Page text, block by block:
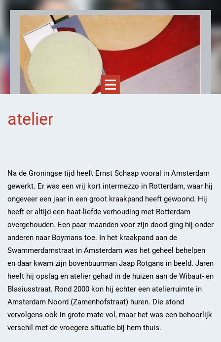
atelier
Na de Groningse tijd heeft Ernst Schaap vooral in Amsterdam
gewerkt. Er was een vrij kort intermezzo in Rotterdam, waar hij
ongeveer een jaar in een groot kraakpand heeft gewoond. Hij
heeft er altijd een haat-liefde verhouding met Rotterdam
overgehouden. Een paar maanden voor zijn dood ging hij onder
anderen naar Boymans toe. In het kraakpand aan de
Swammerdamstraat in Amsterdam was het geheel behelpen
en daar kwam zijn bovenbuurman Jaap Rotgans in beeld. Jaren
heeft hij opslag en atelier gehad in de huizen aan de Wibaut- en
Blasiusstraat. Rond 2000 kon hij echter een atelierruimte in
Amsterdam Noord (Zamenhofstraat) huren. Die stond
vervolgens ook in grote mate vol, maar het was een behoorlijk
verschil met de vroegere situatie bij hem thuis.